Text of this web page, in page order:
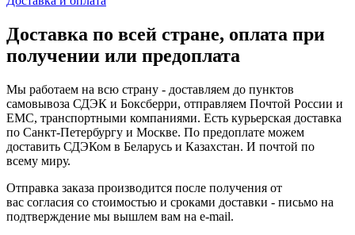
Доставка по всей стране, оплата при
получении или предоплата
Мы работаем на всю страну - доставляем до пунктов
самовывоза СДЭК и Боксберри, отправляем Почтой России и
ЕМС, транспортными компаниями. Есть курьерская доставка
по Санкт-Петербургу и Москве. По предоплате можем
доставить СДЭКом в Беларусь и Казахстан. И почтой по
всему миру.
Отправка заказа производится после получения от
вас согласия со стоимостью и сроками доставки - письмо на
подтверждение мы вышлем вам на e-mail.